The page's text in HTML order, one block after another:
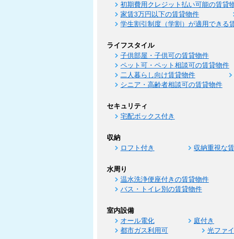
初期費用クレジット払い可能の賃貸
家賃3万円以下の賃貸物件
学生割引制度（学割）が適用できる
ライフスタイル
子供部屋・子供可の賃貸物件
ペット可・ペット相談可の賃貸物件
二人暮らし向け賃貸物件
シニア・高齢者相談可の賃貸物件
セキュリティ
宅配ボックス付き
収納
ロフト付き 収納重視な
水周り
温水洗浄便座付きの賃貸物件
バス・トイレ別の賃貸物件
室内設備
オール電化 庭付き
都市ガス利用可
光ファ